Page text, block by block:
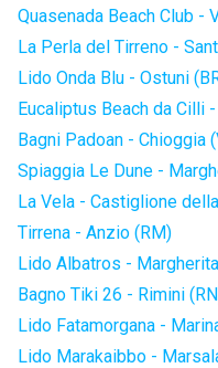
Quasenada Beach Club -
La Perla del Tirreno -
Lido Onda Blu - Ostuni
Eucaliptus Beach da Cilli
Bagni Padoan - Chioggia
Spiaggia Le Dune -
La Vela - Castiglione
Tirrena - Anzio (RM)
Lido Albatros -
Bagno Tiki 26 - Rimini
Lido Fatamorgana -
Lido Marakaibbo -